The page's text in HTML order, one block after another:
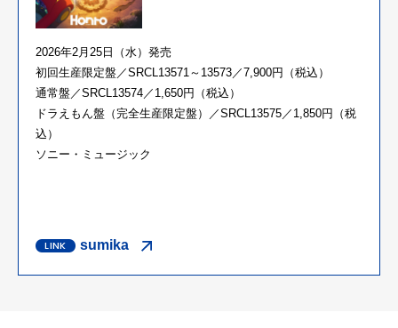
2026年2月25日（水）発売
初回生産限定盤／SRCL13571～13573／7,900円（税込）
通常盤／SRCL13574／1,650円（税込）
ドラえもん盤（完全生産限定盤）／SRCL13575／1,850円（税
込）
ソニー・ミュージック
sumika